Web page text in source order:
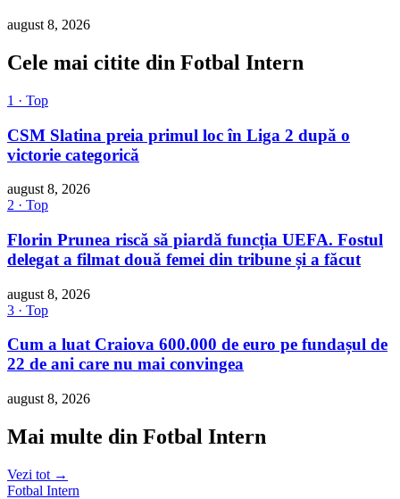
august 8, 2026
Cele mai citite din Fotbal Intern
1 · Top
CSM Slatina preia primul loc în Liga 2 după o
victorie categorică
august 8, 2026
2 · Top
Florin Prunea riscă să piardă funcția UEFA. Fostul
delegat a filmat două femei din tribune și a făcut
august 8, 2026
3 · Top
Cum a luat Craiova 600.000 de euro pe fundașul de
22 de ani care nu mai convingea
august 8, 2026
Mai multe din Fotbal Intern
Vezi tot →
Fotbal Intern